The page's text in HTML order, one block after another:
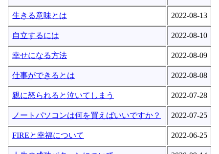
生きる意味とは 2022-08-13
自立するには 2022-08-10
幸せになる方法 2022-08-09
仕事ができるとは 2022-08-08
親に怒られると泣いてしまう 2022-07-28
ノートパソコンは何を買えばいいですか？ 2022-07-25
FIREと幸福について 2022-06-25